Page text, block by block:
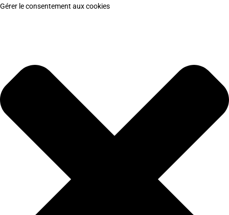
Gérer le consentement aux cookies